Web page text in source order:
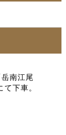
南江尾
下車。